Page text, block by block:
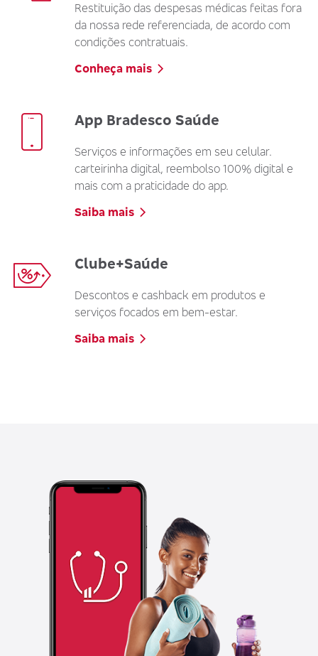
Restituição das despesas médicas feitas fora
da nossa rede referenciada, de acordo com
condições contratuais.
Conheça mais
App Bradesco Saúde
Serviços e informações em seu celular.
carteirinha digital, reembolso 100% digital e
mais com a praticidade do app.
Saiba mais
Clube+Saúde
Descontos e cashback em produtos e
serviços focados em bem-estar.
Saiba mais